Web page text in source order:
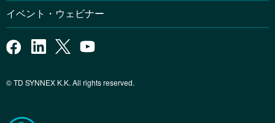
イベント・ウェビナー
© TD SYNNEX K.K. All rights reserved.